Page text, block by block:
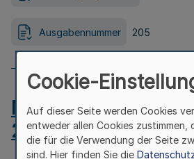
Ausgabennummer 205
MB.NRW 2026 Nr.
24.07.2026
Cookie-
Auf dieser Seite werden Cookies
entweder allen Cookies zustimmen,
die für die Verwendung der Seite
sind. Hier finden Sie die